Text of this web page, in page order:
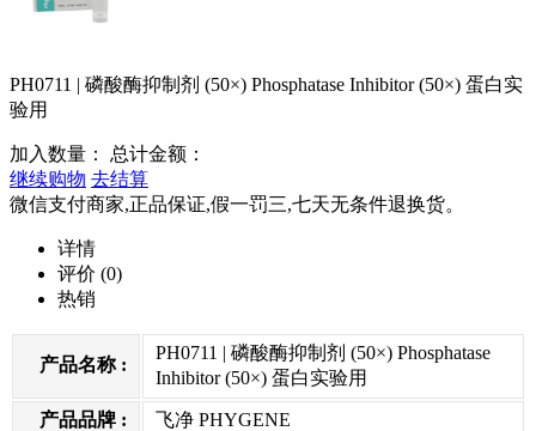
PH0711 | 磷酸酶抑制剂 (50×) Phosphatase Inhibitor (50×) 蛋白实
验用
加入数量： 总计金额：
继续购物 去结算
微信支付商家,正品保证,假一罚三,七天无条件退换货。
详情
评价 (0)
热销
产品名称 :
PH0711 | 磷酸酶抑制剂 (50×) Phosphatase
Inhibitor (50×) 蛋白实验用
产品品牌 :
飞净 PHYGENE